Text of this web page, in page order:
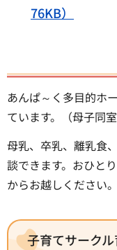
76KB）
あんぱ～く多目的ホ
ています。（母子同室
母乳、卒乳、離乳食
談できます。おひと
からお越しください。
子育てサーク